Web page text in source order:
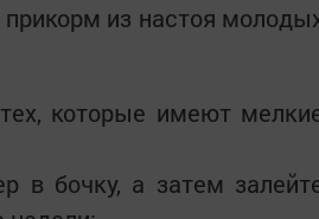
из настоя
которые имеют
в бочку, а затем